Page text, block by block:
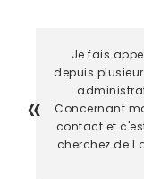
Je fais
depuis
Concernant
contact et
cherchez de l